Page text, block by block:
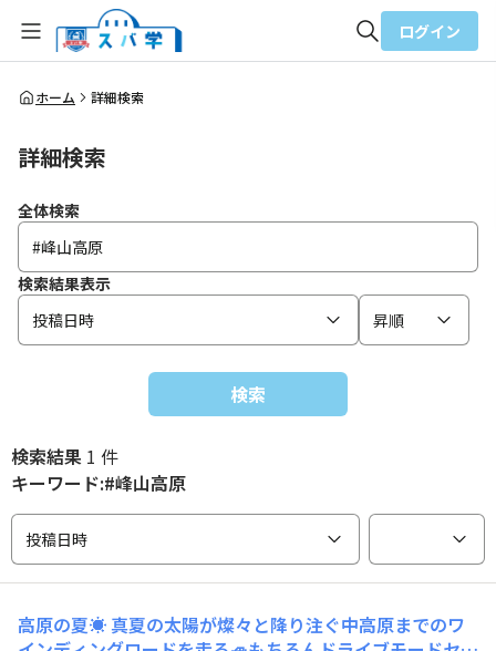
全体検索
ログイン
ホーム 詳細検索
詳細検索
全体検索
検索結果表示
投稿日時
昇順
検索
検索結果 1 件
キーワード:#峰山高原
投稿日時
高原の夏☀️ 真夏の太陽が燦々と降り注ぐ中高原までのワ